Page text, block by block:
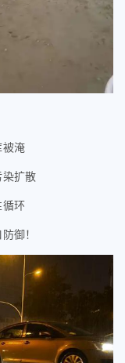
被淹
染扩散
循环
御！